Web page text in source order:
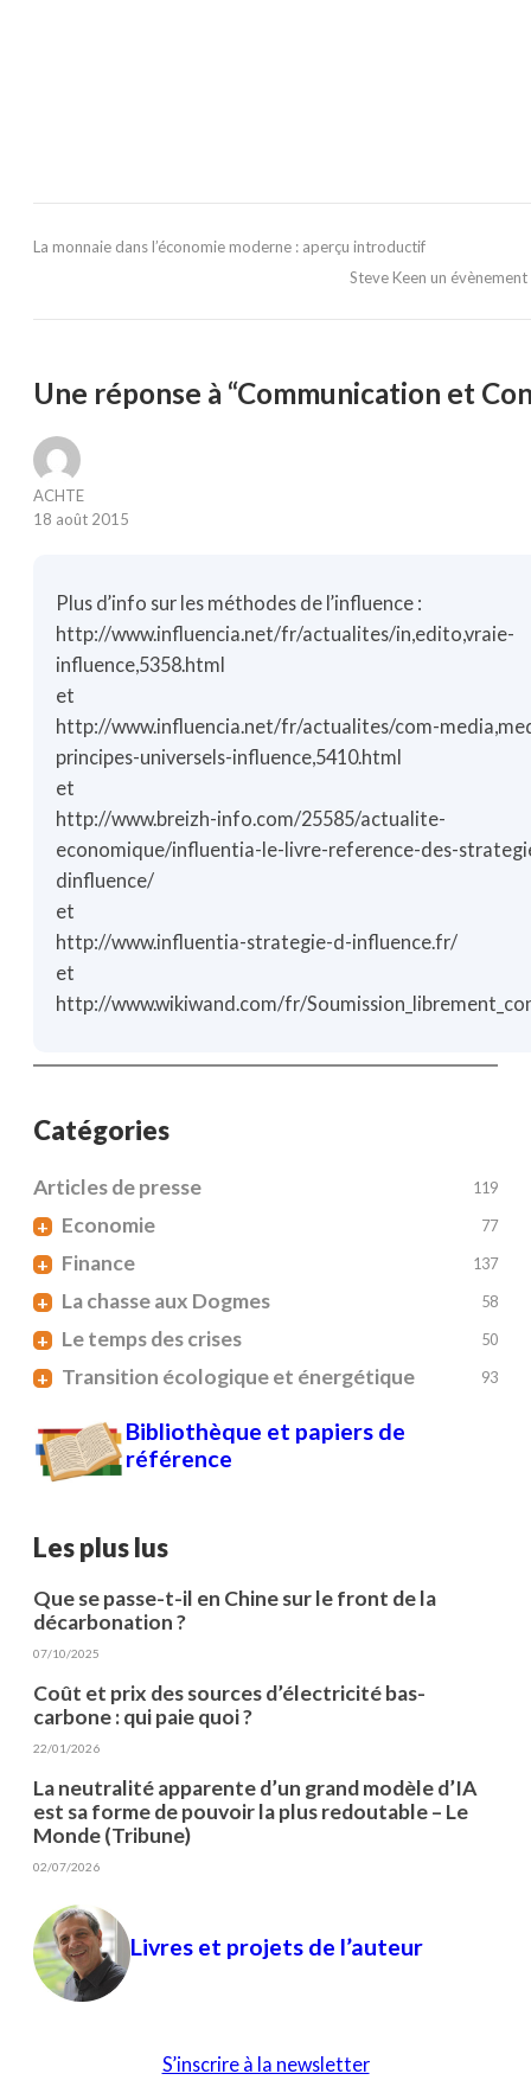
La monnaie dans l’économie moderne : aperçu introductif
Steve Keen un
Une réponse à “Communication et
ACHTE
18 août 2015
Plus d’info sur les méthodes de l’influence :
http://www.influencia.net/fr/actualites/in,edito,vraie-
influence,5358.html
et
http://www.influencia.net/fr/actualites/com-
principes-universels-influence,5410.html
et
http://www.breizh-info.com/25585/actualite-
economique/influentia-le-livre-reference-des-
dinfluence/
et
http://www.influentia-strategie-d-influence.fr/
et
http://www.wikiwand.com/fr/
Catégories
Articles de presse 119
+ Economie 77
+ Finance 137
+ La chasse aux Dogmes 58
+ Le temps des crises 50
+ Transition écologique et énergétique 93
Bibliothèque et papiers de
référence
Les plus lus
Que se passe-t-il en Chine sur le front de la
décarbonation ?
07/10/2025
Coût et prix des sources d’électricité bas-
carbone : qui paie quoi ?
22/01/2026
La neutralité apparente d’un grand modèle d’IA
est sa forme de pouvoir la plus redoutable – Le
Monde (Tribune)
02/07/2026
Livres et projets de l’auteur
S’inscrire à la newsletter